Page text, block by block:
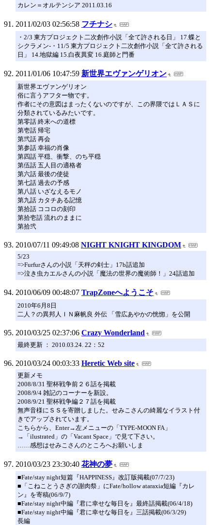
カレン＝オルテンシア 2011.03.16
2011/02/03 02:56:58 フチナシ
・2/3 東方プロジェクト二次創作小説「全て許される日」 17.蝶と
シクラメン-・11/5 東方プロジェクト二次創作小説「全て許される
日」 14.地獄編 15.白夜異変 16.庭師と門番
2011/01/06 10:47:59 新世界エヴァンゲリオン
新世界エヴァンゲリオン
俗に言うアフター物です。
作者にその意図はまったくないのですが、この界隈ではＬＡＳに
分類されているみたいです。
第零話 終末への道標
第壱話 帰宅
第弐話 再会
第参話 幸福の肖像
第四話 平穏、衝撃、のち平穏
第伍話 五人目の適格者
第六話 最後の使徒
第七話 過去の予感
第八話 いざなえるモノ
第九話 カタチある記憶
第拾話 ココロの刻印
第拾壱話 流れのままに
第拾弐
2010/07/11 09:49:08 NIGHT KNIGHT KINGDOM
5/23
=>Furfurさんの小説「天秤の剣士」17b話追加
=>泣き虫カエルさんの小説「魔法の世界の魔術師！」24話追加
2010/06/09 00:48:07 TrapZoneへようこそ
2010年6月8日
二人？の異邦人ＩＮ麻帆良 外伝 「雪広あやかの恍惚」を公開
2010/03/25 02:37:06 Crazy Wonderland
最終更新 ： 2010.03.24. 22：52
2010/03/24 00:03:33 Heretic Web site
更新メモ
2008/8/31 聖杯戦争前２６話を掲載
2008/9/4 雑記のコーナーを新設。
2008/9/21 聖杯戦争編２７話を掲載
無声音様にＳＳを寄贈しました。せみこさんの綺麗なイラスト付
きでアップされています。
こちらから、Enter→左メニューの「TYPE-MOON FA」
→「ilustrated」の「Vacant Space」で見て下さい。
……感想はせみこさんのところへお願いしま
2010/03/23 23:30:40 花神の夢
■Fate/stay night短篇『HAPPINESS』改訂版掲載(07/7/23)
■「こねことうさぎの謝肉祭」にFate/hollow ataraxia短編『カレ
ン』を寄稿(06/9/7)
■Fate/stay night中編『君に幸せな毎日を』最終話掲載(06/4/18)
■Fate/stay night中編『君に幸せな毎日を』三話掲載(06/3/29)
長編